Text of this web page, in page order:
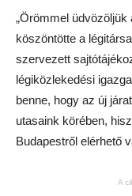
„Örömmel üdvözöljük
köszöntötte a
szervezett
légiközlekedési
benne, hogy az új
utasaink körében,
Budapestről elérhető
A